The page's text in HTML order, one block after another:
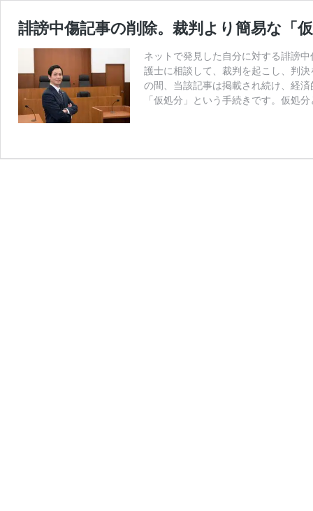
誹謗中傷記事の削除。裁判より簡易な「
ネットで発見した自分に対する誹謗
護士に相談して、裁判を起こし、判
の間、当該記事は掲載され続け、経
「仮処分」という手続きです。仮処